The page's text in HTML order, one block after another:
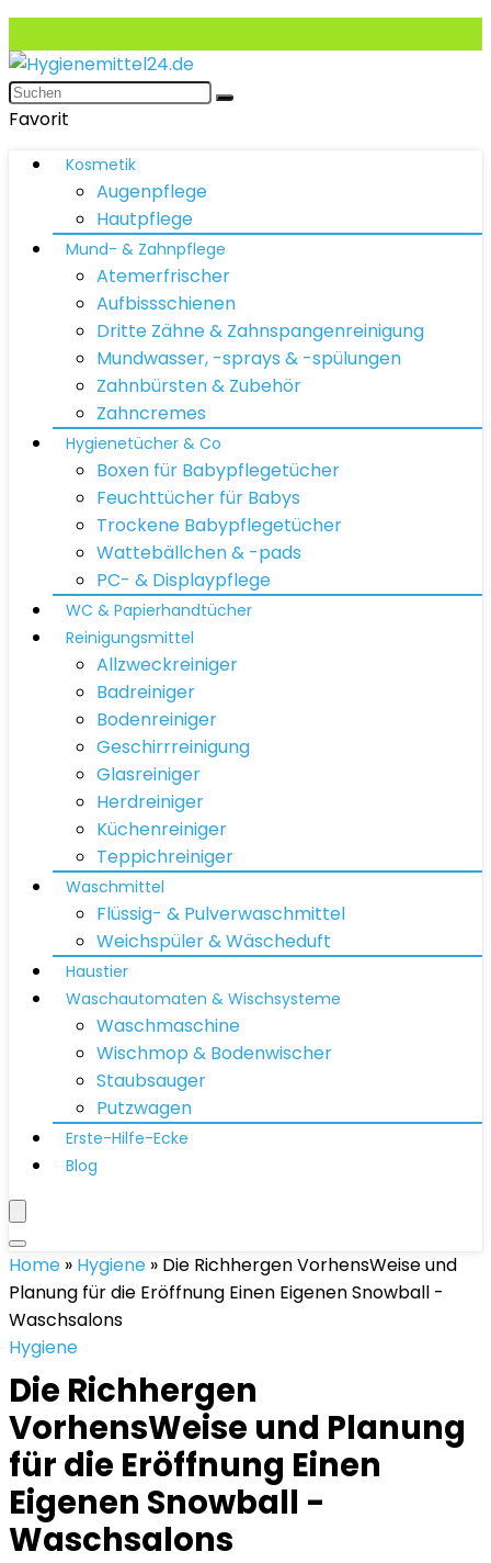
Favorit
Kosmetik
Augenpflege
Hautpflege
Mund- & Zahnpflege
Atemerfrischer
Aufbissschienen
Dritte Zähne & Zahnspangenreinigung
Mundwasser, -sprays & -spülungen
Zahnbürsten & Zubehör
Zahncremes
Hygienetücher & Co
Boxen für Babypflegetücher
Feuchttücher für Babys
Trockene Babypflegetücher
Wattebällchen & -pads
PC- & Displaypflege
WC & Papierhandtücher
Reinigungsmittel
Allzweckreiniger
Badreiniger
Bodenreiniger
Geschirrreinigung
Glasreiniger
Herdreiniger
Küchenreiniger
Teppichreiniger
Waschmittel
Flüssig- & Pulverwaschmittel
Weichspüler & Wäscheduft
Haustier
Waschautomaten & Wischsysteme
Waschmaschine
Wischmop & Bodenwischer
Staubsauger
Putzwagen
Erste-Hilfe-Ecke
Blog
Home » Hygiene » Die Richhergen VorhensWeise und
Planung für die Eröffnung Einen Eigenen Snowball -
Waschsalons
Hygiene
Die Richhergen
VorhensWeise und Planung
für die Eröffnung Einen
Eigenen Snowball -
Waschsalons